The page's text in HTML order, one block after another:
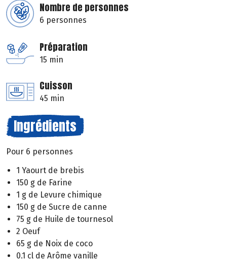
Nombre de personnes
6 personnes
Préparation
15 min
Cuisson
45 min
Ingrédients
Pour 6 personnes
1 Yaourt de brebis
150 g de Farine
1 g de Levure chimique
150 g de Sucre de canne
75 g de Huile de tournesol
2 Oeuf
65 g de Noix de coco
0.1 cl de Arôme vanille